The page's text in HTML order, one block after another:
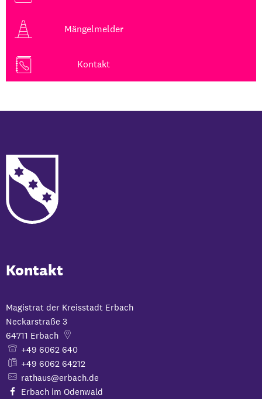
Mängelmelder
Kontakt
Kontakt
Magistrat der Kreisstadt Erbach
Neckarstraße 3
64711 Erbach
+49 6062 640
+49 6062 64212
rathaus@erbach.de
Erbach im Odenwald